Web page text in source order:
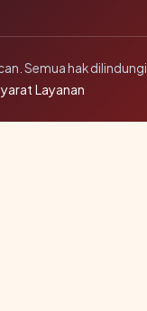
Semua hak dilindungi.
Layanan